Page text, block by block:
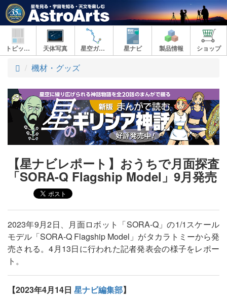
トピックス 天体写真 星空ガイド 星ナビ 製品情報 ショップ
ト
プ
機材・グッズ
【星ナビレポート】おうちで月面探査
「SORA-Q Flagship Model」9月発売
2023年9月2日、月面ロボット「SORA-Q」の1/1スケール
モデル「SORA-Q Flagship Model」がタカラトミーから発
売される。4月13日に行われた記者発表会の様子をレポー
ト。
【2023年4月14日 星ナビ編集部】